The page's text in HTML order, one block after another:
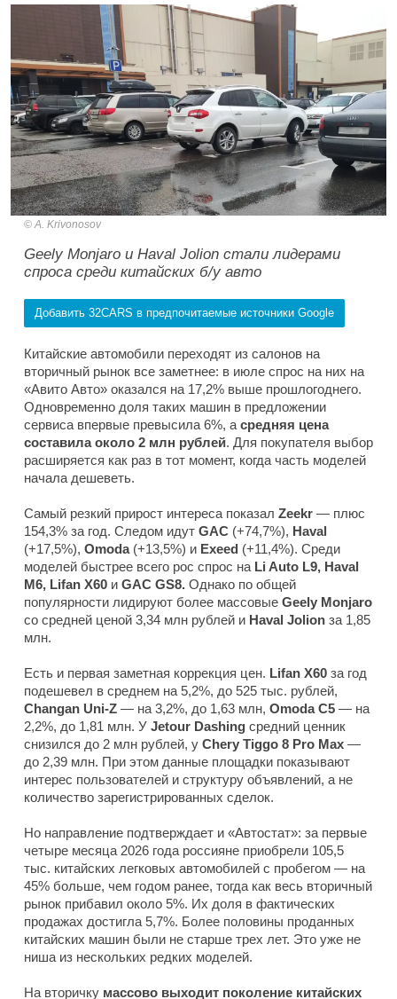
A. Krivonosov
Geely Monjaro и Haval Jolion стали лидерами
спроса среди китайских б/у авто
Добавить 32CARS в предпочитаемые источники Google
Китайские автомобили переходят из салонов на
вторичный рынок все заметнее: в июле спрос на них на
«Авито Авто» оказался на 17,2% выше прошлогоднего.
Одновременно доля таких машин в предложении
сервиса впервые превысила 6%, а средняя цена
составила около 2 млн рублей. Для покупателя выбор
расширяется как раз в тот момент, когда часть моделей
начала дешеветь.
Самый резкий прирост интереса показал Zeekr — плюс
154,3% за год. Следом идут GAC (+74,7%), Haval
(+17,5%), Omoda(+13,5%) и Exeed (+11,4%). Среди
моделей быстрее всего рос спрос на Li Auto L9, Haval
M6, Lifan X60 и GAC GS8. Однако по общей
популярности лидируют более массовые Geely Monjaro
со средней ценой 3,34 млн рублей и Haval Jolion за 1,85
млн.
Есть и первая заметная коррекция цен. Lifan X60 за год
подешевел в среднем на 5,2%, до 525 тыс. рублей,
Changan Uni-Z — на 3,2%, до 1,63 млн, Omoda C5 — на
2,2%, до 1,81 млн. У Jetour Dashing средний ценник
снизился до 2 млн рублей, у Chery Tiggo 8 Pro Max —
до 2,39 млн. При этом данные площадки показывают
интерес пользователей и структуру объявлений, а не
количество зарегистрированных сделок.
Но направление подтверждает и «Автостат»: за первые
четыре месяца 2026 года россияне приобрели 105,5
тыс. китайских легковых автомобилей с пробегом — на
45% больше, чем годом ранее, тогда как весь вторичный
рынок прибавил около 5%. Их доля в фактических
продажах достигла 5,7%. Более половины проданных
китайских машин были не старше трех лет. Это уже не
ниша из нескольких редких моделей.
На вторичку массово выходит поколение китайских